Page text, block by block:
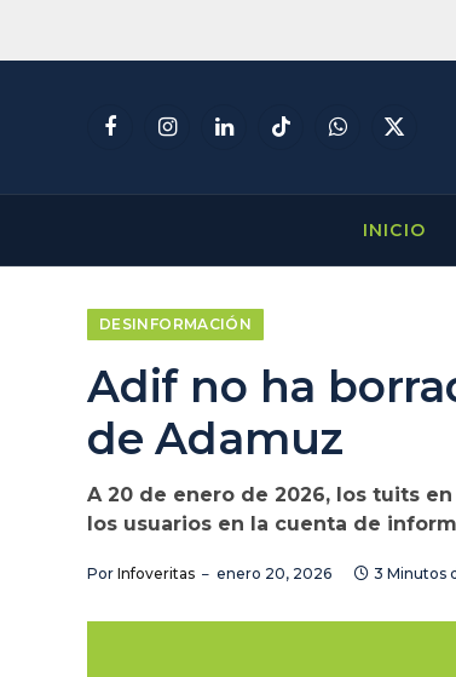
FacebookInstagramLinkedInTikTokWhatsApp
X
INICIO
DESINFORMACIÓN
Adif no ha
de Adamuz
A 20 de enero de 2026, los tuits
los usuarios en la cuenta de
Por Infoveritas enero 20, 2026 3 Minutos